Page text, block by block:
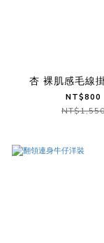
杏 裸肌感毛線
NT$800